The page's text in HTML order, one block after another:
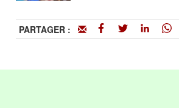
PARTAGER :